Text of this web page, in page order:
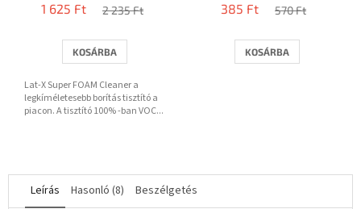
1 625 Ft 2 235 Ft
KOSÁRBA
Lat-X Super FOAM Cleaner a
legkíméletesebb borítás tisztító a
piacon. A tisztító 100% -ban VOC...
385 Ft 570 Ft
KOSÁRBA
Leírás Hasonló (8) Beszélgetés